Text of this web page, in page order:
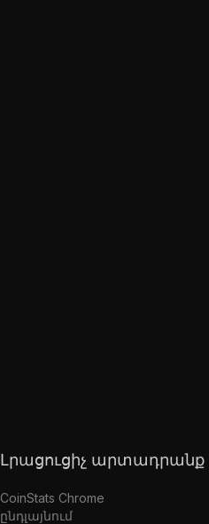
Լրացուցիչ արտադրանք
CoinStats Chrome
ընդլայնում